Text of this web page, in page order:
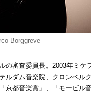
Borggreve
の審査委員長。2003年ミ
ルダム音楽院、クロンベル
京都音楽賞」、「モービ